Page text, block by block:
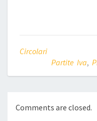
Circolari
Partite Iva,
Comments are closed.